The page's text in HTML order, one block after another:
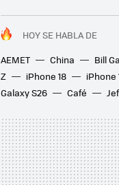
HOY SE HABLA DE
AEMET
China Bill
Z
iPhone 18 iPhone
Galaxy S26
Café